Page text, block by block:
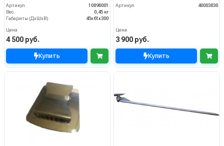
Артикул
10890001
Вес
0,45 кг
Габариты (ДхШхВ)
45х61х300
Цена
4 500 руб.
Купить
Артикул 40003830
Цена
3 900 руб.
Купить